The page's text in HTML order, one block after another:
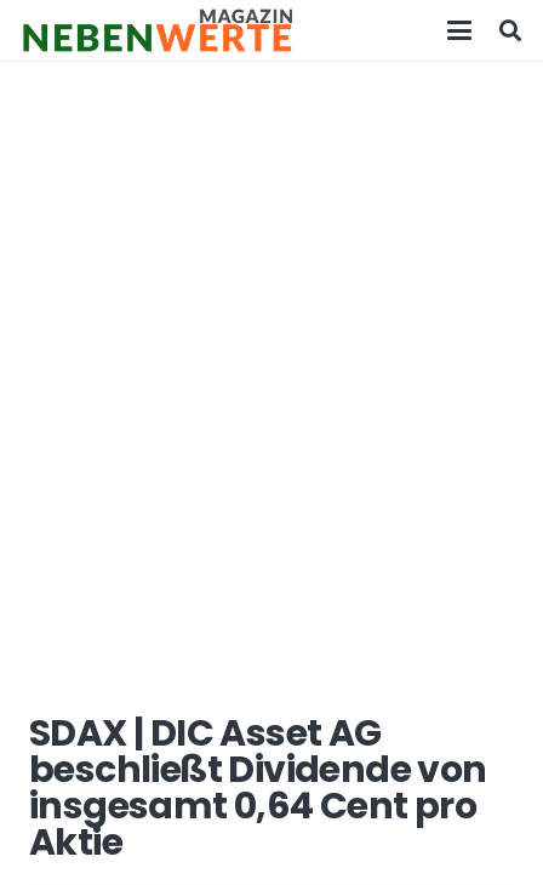
SDAX | DIC Asset AG
beschließt Dividende von
insgesamt 0,64 Cent pro
Aktie